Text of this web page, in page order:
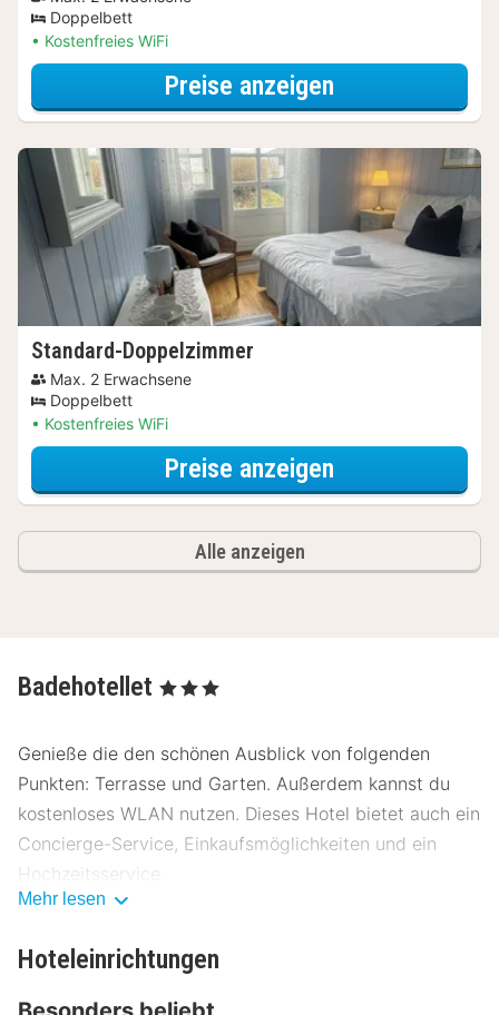
Doppelbett
Kostenfreies WiFi
Preise anzeigen
Standard-Doppelzimmer
Max. 2 Erwachsene
Doppelbett
Kostenfreies WiFi
Preise anzeigen
Alle anzeigen
Badehotellet , 3 Sterne
Genieße die den schönen Ausblick von folgenden
Punkten: Terrasse und Garten. Außerdem kannst du
kostenloses WLAN nutzen. Dieses Hotel bietet auch ein
Concierge-Service, Einkaufsmöglichkeiten und ein
Hochzeitsservice.
köstlichen Speisen. Lass deinen Tag bei einem Drink an
der Bar/Lounge ausklingen. Ein inbegriffenes
Mehr lesen
Hoteleinrichtungen